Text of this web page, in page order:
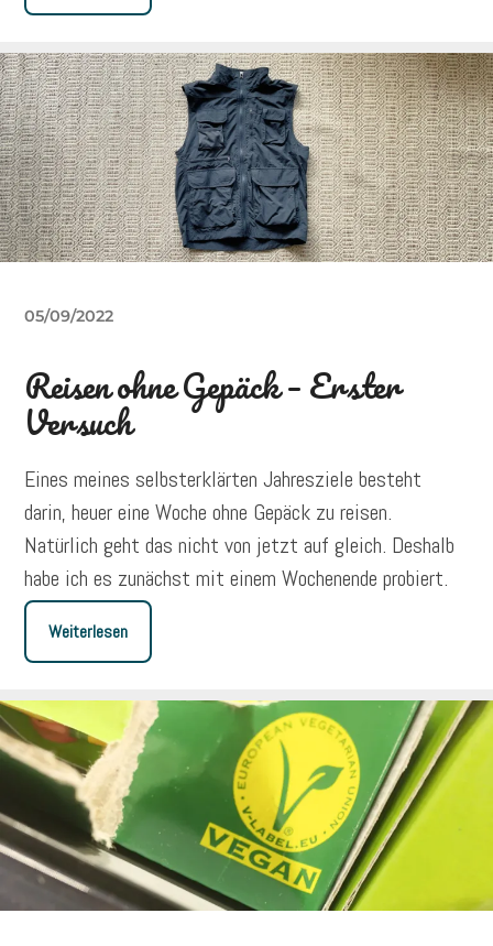
05/09/2022
Reisen ohne Gepäck – Erster
Versuch
Eines meines selbsterklärten Jahresziele besteht
darin, heuer eine Woche ohne Gepäck zu reisen.
Natürlich geht das nicht von jetzt auf gleich. Deshalb
habe ich es zunächst mit einem Wochenende probiert.
Weiterlesen